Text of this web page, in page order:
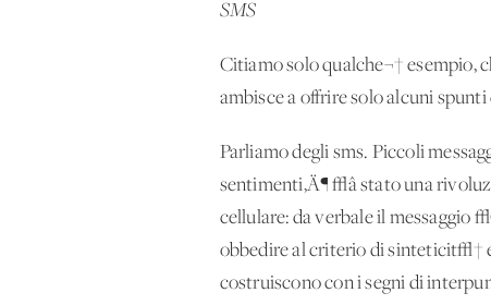
SMS
Citiamo solo qualche¬† esempio,
ambisce a offrire solo alcuni
Parliamo degli sms. Piccoli
sentimenti‚Ä¶ √â stato una
cellulare: da verbale il messaggio
obbedire al criterio di sinteticit√†
costruiscono con i segni di